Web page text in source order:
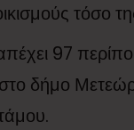
τόσο
97
δήμο